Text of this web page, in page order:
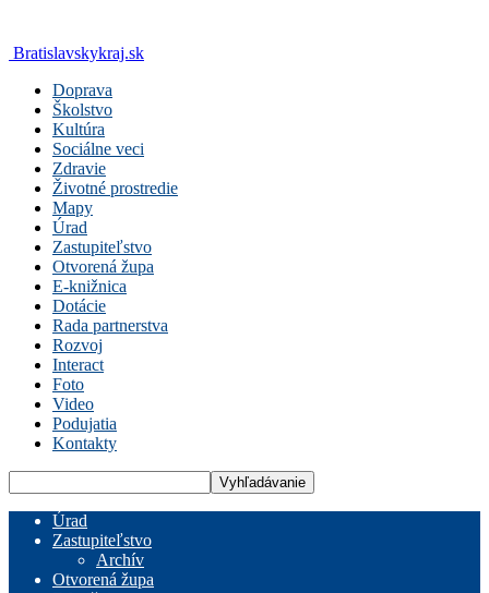
Bratislavskykraj.sk
Doprava
Školstvo
Kultúra
Sociálne veci
Zdravie
Životné prostredie
Mapy
Úrad
Zastupiteľstvo
Otvorená župa
E-knižnica
Dotácie
Rada partnerstva
Rozvoj
Interact
Foto
Video
Podujatia
Kontakty
Úrad
Zastupiteľstvo
Archív
Otvorená župa